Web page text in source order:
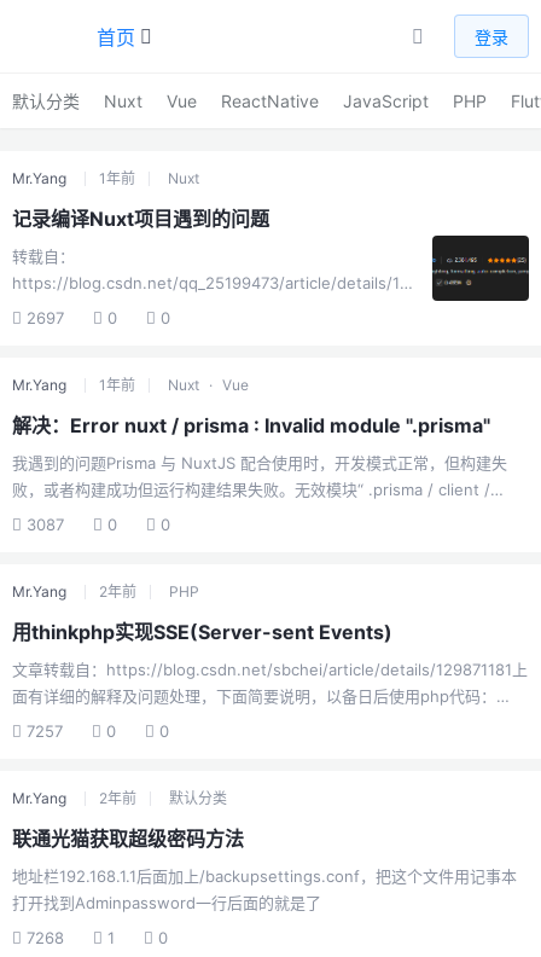
首页 登录
默认分类 Nuxt Vue ReactNative JavaScript PHP
Mr.Yang 1年前 Nuxt
记录编译Nuxt项目遇到的问题
转载自：
https://blog.csdn.net/qq_25199473/article/details/14
6239806最近需要开发一个项目，由于比较简单于是想到
package name： ERROR TypeError
[ERR_INVALID_MODULE_SPECIFIER]: Invalid module
".prisma" is not a valid package name imported from
D...
2697 0 0
Mr.Yang 1年前 Nuxt · Vue
解决：Error nuxt / prisma : Invalid module ".prisma"
我遇到的问题Prisma 与 NuxtJS 配合使用时，开发模式正常，但构建失
败，或者构建成功但运行构建结果失败。无效模块“ .prisma / client /
index-browser”不是有效的包名称。Error nuxt / prisma : Invalid
@prisma/nuxt。当前版本：@prisma/nuxt@0.3.0、prisma...
3087 0 0
Mr.Yang 2年前 PHP
用thinkphp实现SSE(Server-sent Events)
文章转载自：https://blog.csdn.net/sbchei/article/details/129871181上
面有详细的解释及问题处理，下面简要说明，以备日后使用php代码：
public function stream() { // 检查当前缓冲区级别 if (ob_get_level() >
Contro...
7257 0 0
Mr.Yang 2年前 默认分类
联通光猫获取超级密码方法
地址栏192.168.1.1后面加上/backupsettings.conf，把这个文件用记事本
打开找到Adminpassword一行后面的就是了
7268
1 0